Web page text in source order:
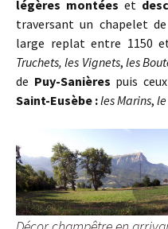
légères montées et
traversant un chapelet
large replat entre 1150
Truchets,les Vignets, les
de Puy-Sanières puis
Saint-Eusèbe :les Marins,